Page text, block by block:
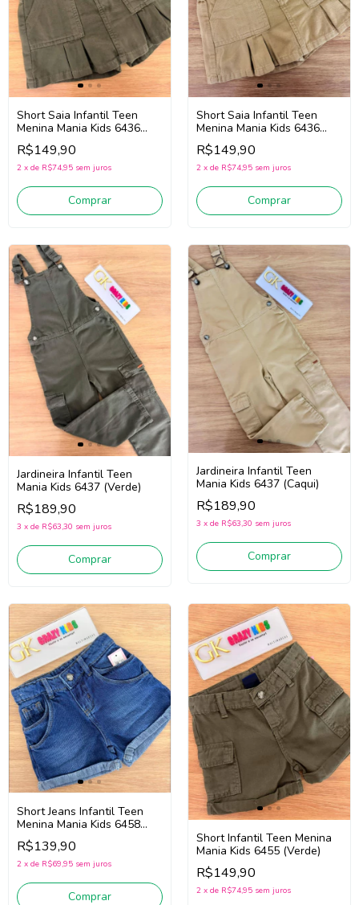
Short Saia Infantil Teen
Menina Mania Kids 6436
(Verde)
R$149,90
2 x de R$74,95 sem juros
Comprar
Short Saia Infantil Teen
Menina Mania Kids 6436
(Caqui)
R$149,90
2 x de R$74,95 sem juros
Comprar
Jardineira Infantil Teen
Mania Kids 6437 (Verde)
R$189,90
3 x de R$63,30 sem juros
Comprar
Jardineira Infantil Teen
Mania Kids 6437 (Caqui)
R$189,90
3 x de R$63,30 sem juros
Comprar
Short Jeans Infantil Teen
Menina Mania Kids 6458
(Jeans escuro)
R$139,90
2 x de R$69,95 sem juros
Comprar
Short Infantil Teen Menina
Mania Kids 6455 (Verde)
R$149,90
2 x de R$74,95 sem juros